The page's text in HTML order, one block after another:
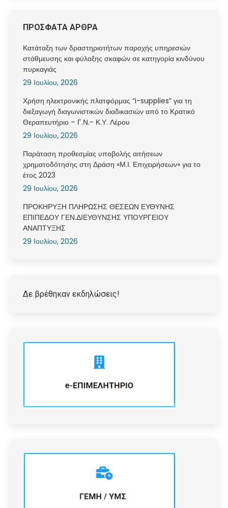
ΠΡΟΣΦΑΤΑ ΑΡΘΡΑ
Κατάταξη των δραστηριοτήτων παροχής υπηρεσιών
στάθμευσης και φύλαξης σκαφών σε κατηγορία κινδύνου
πυρκαγιάς
29 Ιουλίου, 2026
Χρήση ηλεκτρονικής πλατφόρμας “i-supplies” για τη
διεξαγωγή διαγωνιστικών διαδικασιών από το Κρατικό
Θεραπευτήριο – Γ.Ν.- Κ.Υ. Λέρου
29 Ιουλίου, 2026
Παράταση προθεσμίας υποβολής αιτήσεων
χρηματοδότησης στη Δράση «Μ.Ι. Επιχειρήσεων» για το
έτος 2023
29 Ιουλίου, 2026
ΠΡΟΚΗΡΥΞΗ ΠΛΗΡΩΣΗΣ ΘΕΣΕΩΝ ΕΥΘΥΝΗΣ
ΕΠΙΠΕΔΟΥ ΓΕΝ.ΔΙΕΥΘΥΝΣΗΣ ΥΠΟΥΡΓΕΙΟΥ
ΑΝΑΠΤΥΞΗΣ
29 Ιουλίου, 2026
Δε βρέθηκαν εκδηλώσεις!